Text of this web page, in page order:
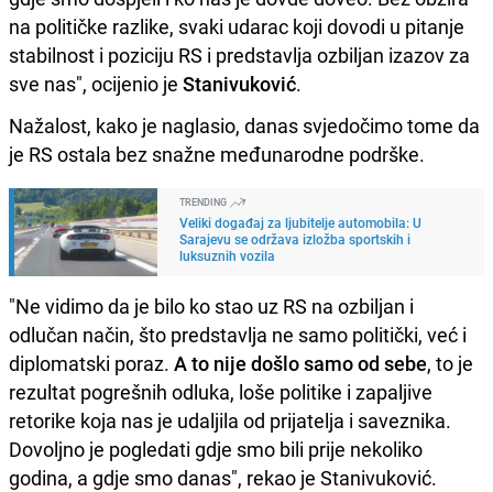
na političke razlike, svaki udarac koji dovodi u pitanje
stabilnost i poziciju RS i predstavlja ozbiljan izazov za
sve nas", ocijenio je Stanivuković.
Nažalost, kako je naglasio, danas svjedočimo tome da
je RS ostala bez snažne međunarodne podrške.
TRENDING
Veliki događaj za ljubitelje automobila: U
Sarajevu se održava izložba sportskih i
luksuznih vozila
"Ne vidimo da je bilo ko stao uz RS na ozbiljan i
odlučan način, što predstavlja ne samo politički, već i
diplomatski poraz. A to nije došlo samo od sebe, to je
rezultat pogrešnih odluka, loše politike i zapaljive
retorike koja nas je udaljila od prijatelja i saveznika.
Dovoljno je pogledati gdje smo bili prije nekoliko
godina, a gdje smo danas", rekao je Stanivuković.